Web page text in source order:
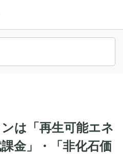
は「再生可能エネ
金」・「非化石価